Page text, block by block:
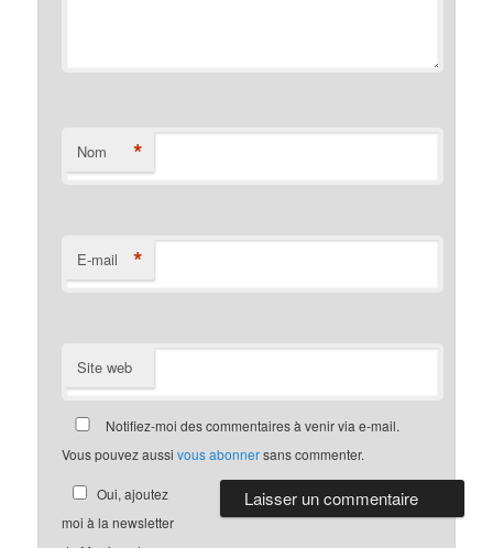
Nom *
E-mail *
Site web
Notifiez-moi des commentaires à venir via e-mail.
Vous pouvez aussivous abonnersans commenter.
Oui, ajoutez
moi à la newsletter